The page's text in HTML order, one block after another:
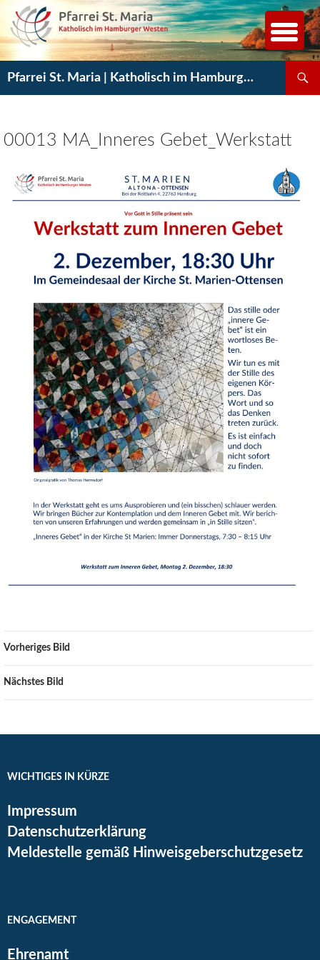
Inhalt
springen
Pfarrei St. Maria | Katholisch im Hamburger Westen
00013 MA_Inneres Gebet_Werkstatt
Vorheriges Bild
Nächstes Bild
WICHTIGES IN KÜRZE
Impressum
Datenschutzerklärung
Meldestelle gemäß Hinweisgeberschutzgesetz
ENGAGEMENT
Ehrenamt